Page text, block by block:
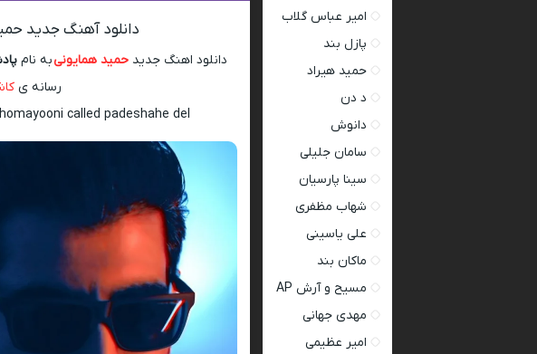
دانلود آهنگ جدید
دانلود اهنگ جدیدحمید همایونیبه نام
رسانه ی
called padeshahe del
امیر عباس گلاب
پازل بند
حمید هیراد
د دن
دانوش
سامان جلیلی
سینا پارسیان
شهاب مظفری
علی یاسینی
ماکان بند
مسیح و آرش AP
مهدی جهانی
امیر عظیمی